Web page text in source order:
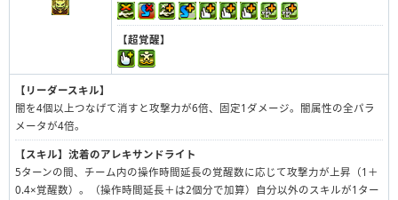
【超覚醒】
【リーダースキル】
闇を4個以上つなげて消すと攻撃力が6倍、固定1ダメージ。闇属性の全パラ
メータが4倍。
【スキル】 沈着のアレキサンドライト
5ターンの間、チーム内の操作時間延長の覚醒数に応じて攻撃力が上昇（1＋
0.4×覚醒数）。（操作時間延長＋は2個分で加算）自分以外のスキルが1ター